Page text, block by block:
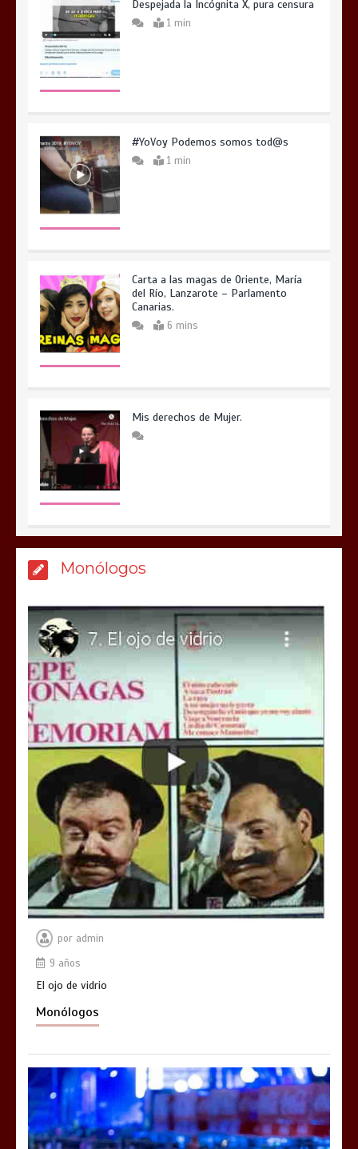
Despejada la Incógnita X, pura censura
1 min
#YoVoy Podemos somos tod@s
1 min
Carta a las magas de Oriente, María
del Río, Lanzarote – Parlamento
Canarias.
6 mins
Mis derechos de Mujer.
Monólogos
por admin
9 años
El ojo de vidrio
Monólogos